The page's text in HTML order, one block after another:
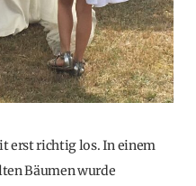
erst richtig los. In einem
Bäumen wurde